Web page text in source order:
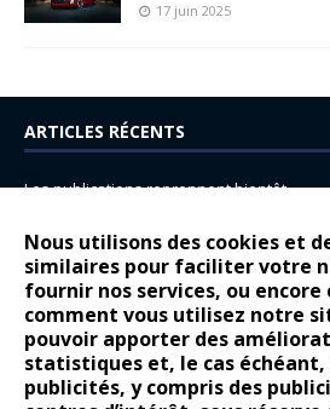
Nous utilisons des cookies et
similaires pour faciliter votre
fournir nos services, ou encore
comment vous utilisez notre
pouvoir apporter des
statistiques et, le cas
publicités, y compris des
17 juin 2025
ARTICLES RÉCENTS
Les publications reprennent bientôt…
14 juillet : nouveau film de marque pour
Renault Espace : voyage, voyage…
Peugeot E-208 GTi : naissance d’une
COMMENTAIRES RÉCENTS